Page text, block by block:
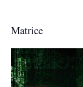
Matrice